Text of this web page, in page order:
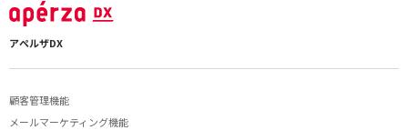
アペルザDX
顧客管理機能
メールマーケティング機能